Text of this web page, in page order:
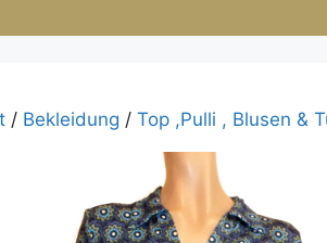
/ Bekleidung / Top ,Pulli , Blusen &